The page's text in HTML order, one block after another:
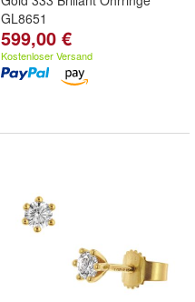
GL8651
599,00 €
Kostenloser Versand